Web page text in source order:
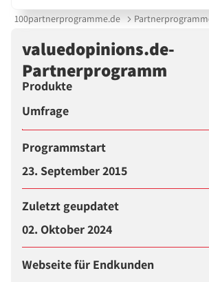
100partnerprogramme.de
valuedopinions.de-
Partnerprogramm
Produkte
Umfrage
Programmstart
23. September 2015
Zuletzt geupdatet
02. Oktober 2024
Webseite für Endkunden